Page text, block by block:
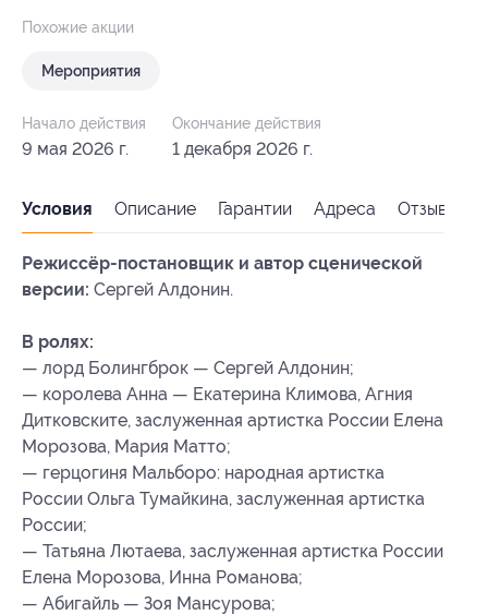
Похожие акции
Мероприятия
Начало действия
9 мая 2026 г.
Окончание действия
1 декабря 2026 г.
Условия Описание Гарантии Адреса Отзывы
Режиссёр-постановщик и автор сценической
версии: Сергей Алдонин.
В ролях:
— лорд Болингброк — Сергей Алдонин;
— королева Анна — Екатерина Климова, Агния
Дитковските, заслуженная артистка России Елена
Морозова, Мария Матто;
— герцогиня Мальборо: народная артистка
России Ольга Тумайкина, заслуженная артистка
России;
— Татьяна Лютаева, заслуженная артистка России
Елена Морозова, Инна Романова;
— Абигайль — Зоя Мансурова;